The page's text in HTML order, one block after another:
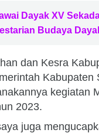
Dayak XV
Budaya
dan Kesra
Kabupaten
kegiatan
2023.
juga